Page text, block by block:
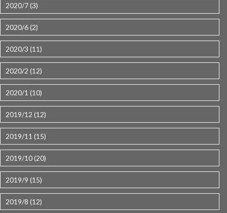
2020/7 (3)
2020/6 (2)
2020/3 (11)
2020/2 (12)
2020/1 (10)
2019/12 (12)
2019/11 (15)
2019/10 (20)
2019/9 (15)
2019/8 (12)